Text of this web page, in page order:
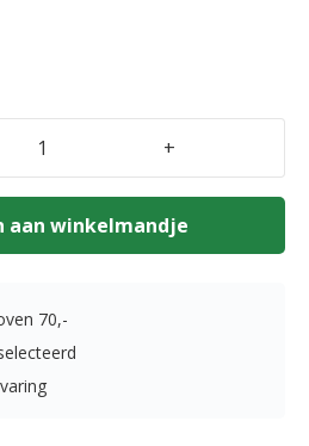
+
aan winkelmandje
70,-